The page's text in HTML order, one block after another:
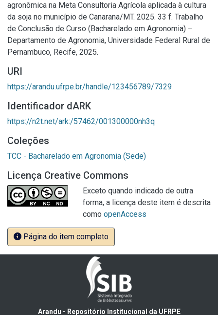
agronômica na Meta Consultoria Agrícola aplicada à cultura
da soja no município de Canarana/MT. 2025. 33 f. Trabalho
de Conclusão de Curso (Bacharelado em Agronomia) –
Departamento de Agronomia, Universidade Federal Rural de
Pernambuco, Recife, 2025.
URI
https://arandu.ufrpe.br/handle/123456789/7329
Identificador dARK
https://n2t.net/ark:/57462/001300000nh3q
Coleções
TCC - Bacharelado em Agronomia (Sede)
Licença Creative Commons
Exceto quando indicado de outra
forma, a licença deste item é descrita
como openAccess
Página do item completo
Arandu - Repositório Institucional da UFRPE